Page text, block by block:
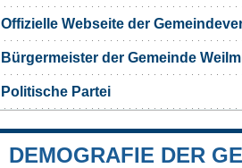
Offizielle Webseite der
Bürgermeister der Gemeinde
Politische Partei
DEMOGRAFIE DER